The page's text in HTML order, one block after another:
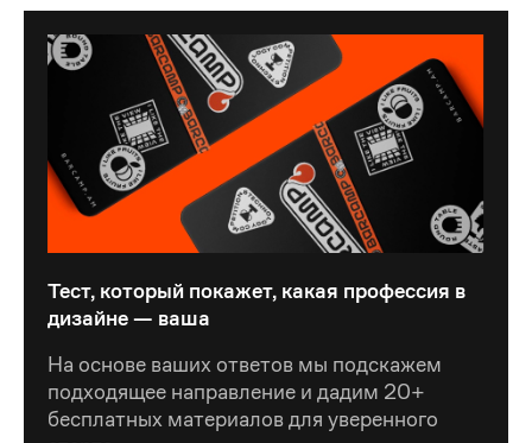
Тест, который покажет, какая профессия в
дизайне — ваша
Тест, который покажет, какая профессия в
дизайне — ваша
На основе ваших ответов мы подскажем
подходящее направление и дадим 20+
бесплатных материалов для уверенного